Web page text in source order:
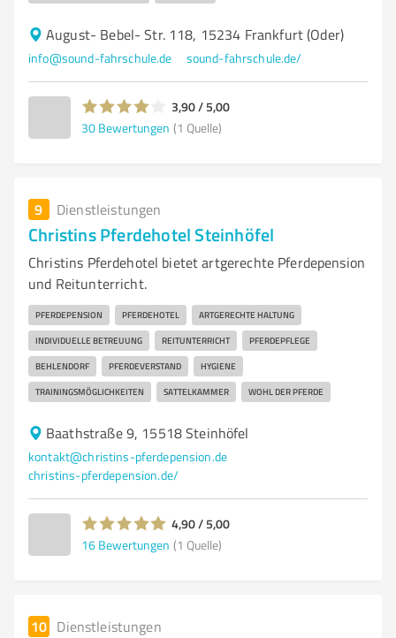
August- Bebel- Str. 118, 15234 Frankfurt (Oder)
info@sound-fahrschule.de sound-fahrschule.de/
3,90 / 5,00
30 Bewertungen (1 Quelle)
9 Dienstleistungen
Christins Pferdehotel Steinhöfel
Christins Pferdehotel bietet artgerechte Pferdepension
und Reitunterricht.
PFERDEPENSION PFERDEHOTEL ARTGERECHTE HALTUNG
INDIVIDUELLE BETREUUNG REITUNTERRICHT PFERDEPFLEGE
BEHLENDORF PFERDEVERSTAND HYGIENE
TRAININGSMÖGLICHKEITEN SATTELKAMMER WOHL DER PFERDE
Baathstraße 9, 15518 Steinhöfel
kontakt@christins-pferdepension.de
christins-pferdepension.de/
4,90 / 5,00
16 Bewertungen (1 Quelle)
10 Dienstleistungen